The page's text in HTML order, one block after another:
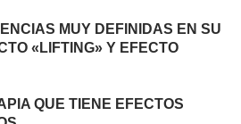
MUY DEFINIDAS EN SU
«LIFTING» Y EFECTO
QUE TIENE EFECTOS